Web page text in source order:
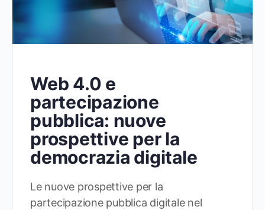
Web 4.0 e
partecipazione
pubblica: nuove
prospettive per la
democrazia digitale
Le nuove prospettive per la
partecipazione pubblica digitale nel